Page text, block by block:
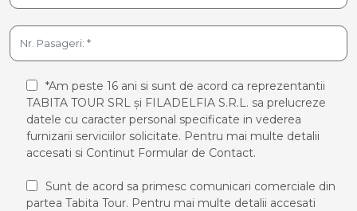
*Am peste 16 ani si sunt de acord ca reprezentantii
TABITA TOUR SRL și FILADELFIA S.R.L. sa prelucreze
datele cu caracter personal specificate in vederea
furnizarii serviciilor solicitate. Pentru mai multe detalii
accesati si Continut Formular de Contact.
Sunt de acord sa primesc comunicari comerciale din
partea Tabita Tour. Pentru mai multe detalii accesati